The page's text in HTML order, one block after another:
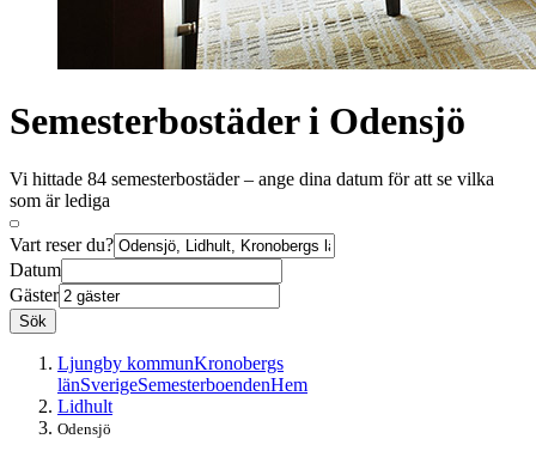
Semesterbostäder i Odensjö
Vi hittade 84 semesterbostäder – ange dina datum för att se vilka
som är lediga
Vart reser du?
Datum
Gäster
Sök
Ljungby kommunKronobergs
länSverigeSemesterboendenHem
Lidhult
Odensjö